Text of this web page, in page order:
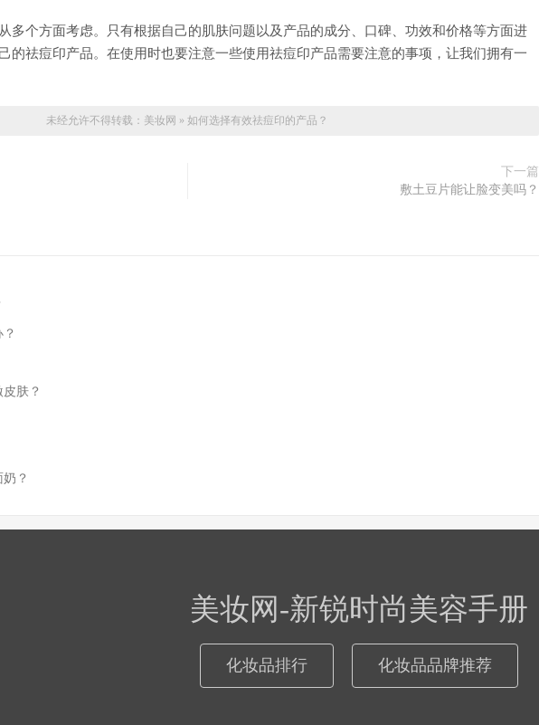
多个方面考虑。只有根据自己的肌肤问题以及产品的成分、口碑、功效和价格等方面进
的祛痘印产品。在使用时也要注意一些使用祛痘印产品需要注意的事项，让我们拥有一
未经允许不得转载： 美妆网 » 如何选择有效祛痘印的产品？
下一篇
敷土豆片能让脸变美吗？
肤？
？
美妆网-新锐时尚美容手册
化妆品排行 化妆品品牌推荐